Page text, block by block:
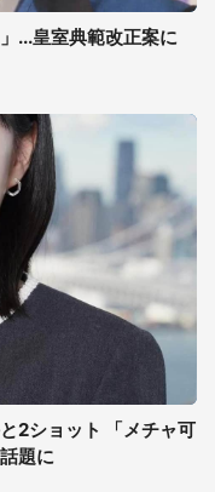
...皇室典範改正案に
2ショット 「メチャ可
題に